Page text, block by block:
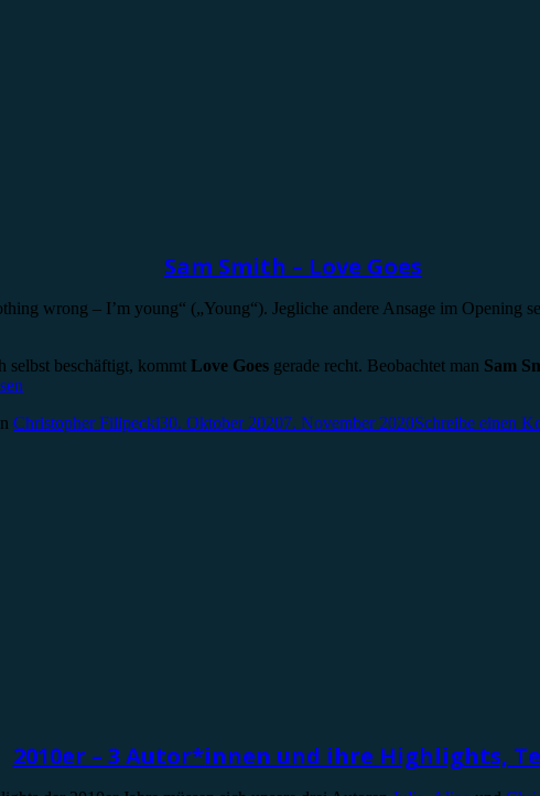
Sam Smith – Love Goes
wrong – I’m young“ („Young“). Jegliche andere Ansage im Opening
selbst beschäftigt, kommt Love Goes gerade recht. Beobachtet man Sam
Christopher Filipecki30. Oktober 20207. November 2020Schreibe einen
2010er – 3 Autor*innen und ihre Highlights,